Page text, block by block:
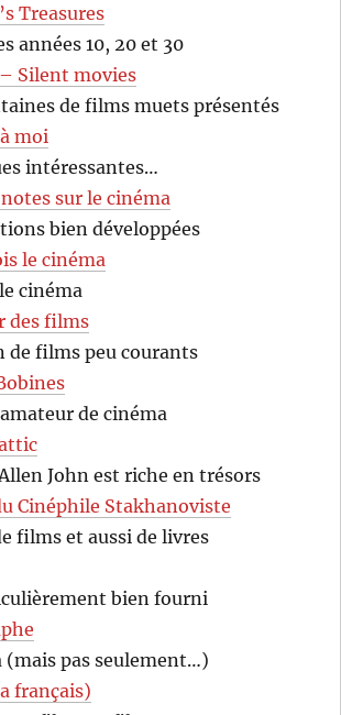
Treasures
années 10, 20 et 30
Silent movies
de films muets présentés
moi
intéressantes…
sur le cinéma
bien développées
le cinéma
cinéma
des films
de films peu courants
de cinéma
John est riche en trésors
Cinéphile Stakhanoviste
films et aussi de livres
bien fourni
(mais pas seulement…)
français)